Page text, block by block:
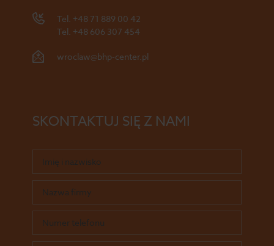
Tel. +48 71 889 00 42
Tel. +48 606 307 454
wroclaw@bhp-center.pl
SKONTAKTUJ SIĘ Z NAMI